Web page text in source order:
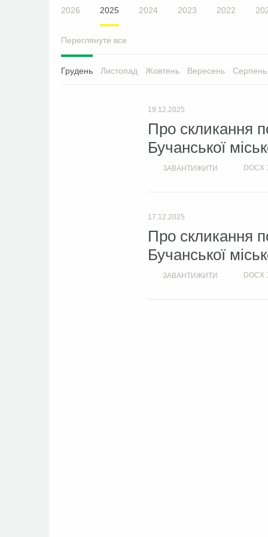
2026 2025 2024 2023 2022
Переглянути все
Грудень Листопад Жовтень Вересень Серпень
19.12.2025
Про скликання
Бучанської
ЗАВАНТИЖИТИ DOCX
17.12.2025
Про скликання
Бучанської
ЗАВАНТИЖИТИ DOCX